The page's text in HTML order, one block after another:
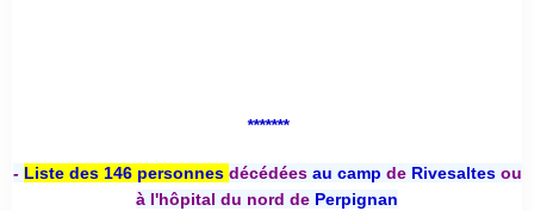
*******
- Liste des 146 personnes décédées au camp deRivesaltesou
à l'hôpital du nord de Perpignan